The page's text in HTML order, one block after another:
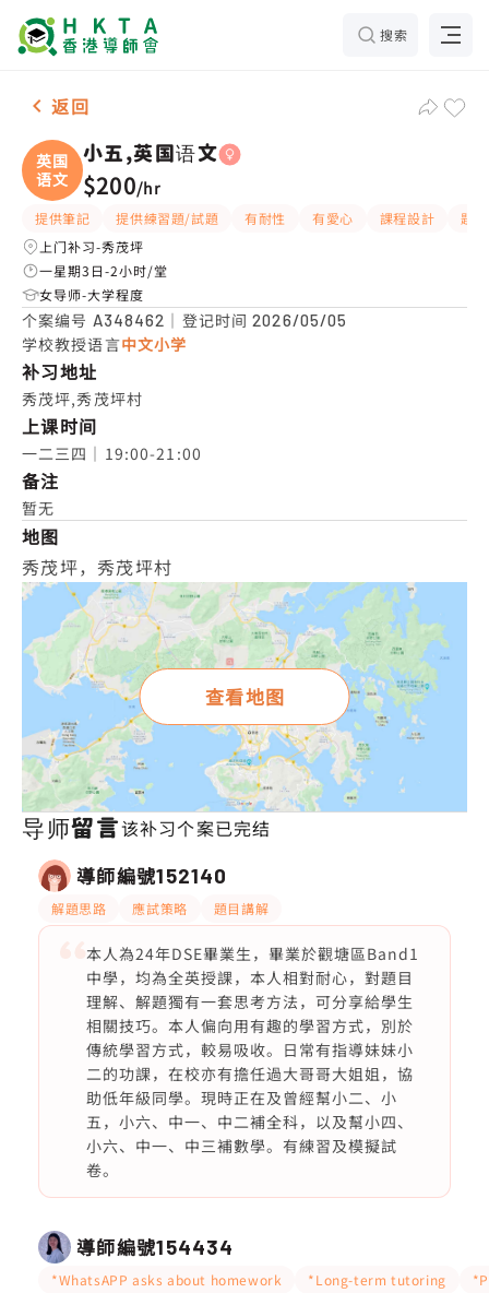
搜索
女-1名 小五,英国语文，秀茂坪 补习推介
返回
英国
语文
小五,英国语文
$200/hr
提供筆記 提供練習題/試題 有耐性 有愛心 課程設計
題
上门补习-秀茂坪
一星期3日-2小时/堂
女导师-大学程度
个案编号 A348462 ｜登记时间2026/05/05
学校教授语言中文小学
补习地址
秀茂坪,秀茂坪村
上课时间
一二三四｜19:00-21:00
备注
暂无
地图
秀茂坪，秀茂坪村
查看地图
导师留言该补习个案已完结
導師編號152140
解題思路 應試策略 題目講解
本人為24年DSE畢業生，畢業於觀塘區Band1
中學，均為全英授課，本人相對耐心，對題目
理解、解題獨有一套思考方法，可分享給學生
相關技巧。本人偏向用有趣的學習方式，別於
傳統學習方式，較易吸收。日常有指導妹妹小
二的功課，在校亦有擔任過大哥哥大姐姐，協
助低年級同學。現時正在及曾經幫小二、小
五，小六、中一、中二補全科，以及幫小四、
小六、中一、中三補數學。有練習及模擬試
卷。
導師編號154434
*WhatsAPP asks about homework *Long-term tutoring